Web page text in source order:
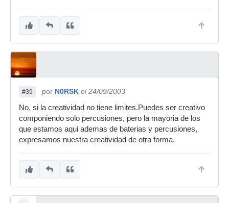
#39 por N0RSK el 24/09/2003
No, si la creatividad no tiene limites.Puedes ser creativo
componiendo solo percusiones, pero la mayoria de los
que estamos aqui ademas de baterias y percusiones,
expresamos nuestra creatividad de otra forma.